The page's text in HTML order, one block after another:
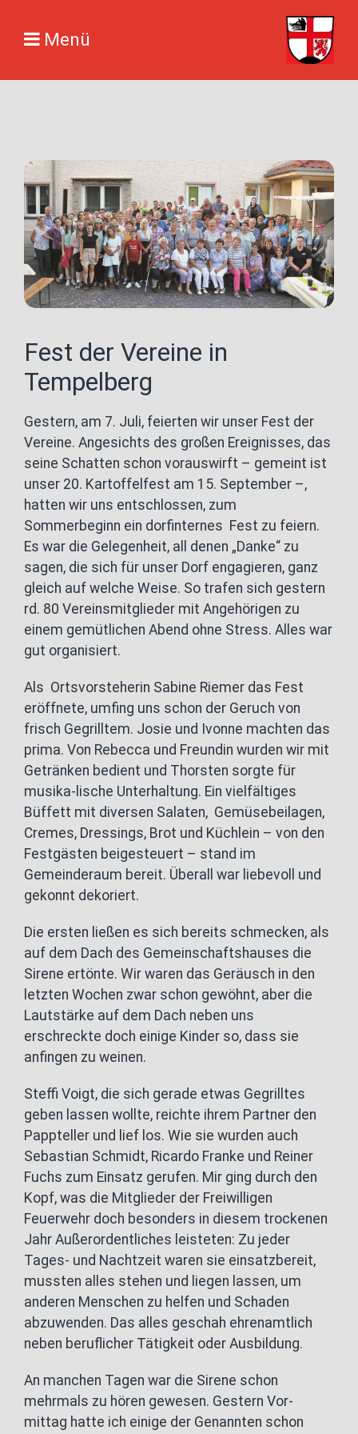
Menü
Fest der Vereine in
Tempelberg
Gestern, am 7. Juli, feierten wir unser Fest der
Vereine. Angesichts des großen Ereignisses, das
seine Schatten schon vorauswirft – gemeint ist
unser 20. Kartoffelfest am 15. September –,
hatten wir uns entschlossen, zum
Sommerbeginn ein dorfinternes Fest zu feiern.
Es war die Gelegenheit, all denen „Danke“ zu
sagen, die sich für unser Dorf engagieren, ganz
gleich auf welche Weise. So trafen sich gestern
rd. 80 Vereinsmitglieder mit Angehörigen zu
einem gemütlichen Abend ohne Stress. Alles war
gut organisiert.
Als Ortsvorsteherin Sabine Riemer das Fest
eröffnete, umfing uns schon der Geruch von
frisch Gegrilltem. Josie und Ivonne machten das
prima. Von Rebecca und Freundin wurden wir mit
Getränken bedient und Thorsten sorgte für
musika-lische Unterhaltung. Ein vielfältiges
Büffett mit diversen Salaten, Gemüsebeilagen,
Cremes, Dressings, Brot und Küchlein – von den
Festgästen beigesteuert – stand im
Gemeinderaum bereit. Überall war liebevoll und
gekonnt dekoriert.
Die ersten ließen es sich bereits schmecken, als
auf dem Dach des Gemeinschaftshauses die
Sirene ertönte. Wir waren das Geräusch in den
letzten Wochen zwar schon gewöhnt, aber die
Lautstärke auf dem Dach neben uns
erschreckte doch einige Kinder so, dass sie
anfingen zu weinen.
Steffi Voigt, die sich gerade etwas Gegrilltes
geben lassen wollte, reichte ihrem Partner den
Pappteller und lief los. Wie sie wurden auch
Sebastian Schmidt, Ricardo Franke und Reiner
Fuchs zum Einsatz gerufen. Mir ging durch den
Kopf, was die Mitglieder der Freiwilligen
Feuerwehr doch besonders in diesem trockenen
Jahr Außerordentliches leisteten: Zu jeder
Tages- und Nachtzeit waren sie einsatzbereit,
mussten alles stehen und liegen lassen, um
anderen Menschen zu helfen und Schaden
abzuwenden. Das alles geschah ehrenamtlich
neben beruflicher Tätigkeit oder Ausbildung.
An manchen Tagen war die Sirene schon
mehrmals zu hören gewesen. Gestern Vor-
mittag hatte ich einige der Genannten schon